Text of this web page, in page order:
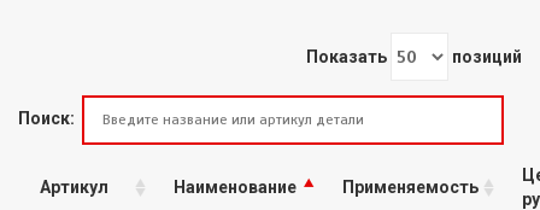
Показать позиций
Поиск:
Артикул Наименование Применяемость